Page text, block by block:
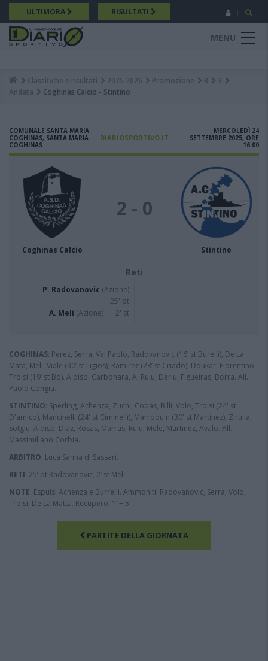
Salta
al
contenuto
principale
ULTIMORA RISULTATI
MENU
Breadcrumb
Classifiche e risultati 2025 2026 Promozione B
3
Andata
Coghinas Calcio - Stintino
COMUNALE SANTA MARIA
COGHINAS, SANTA MARIA
COGHINAS
DIARIOSPORTIVO.IT
MERCOLEDÌ 24
SETTEMBRE 2025, ORE
16:00
Coghinas Calcio
2 - 0
Stintino
Reti
P. Radovanovic (Azione)
25' pt
A. Meli (Azione) 2' st
COGHINAS: Perez, Serra, Val Pablo, Radovanovic (16’ st Burelli), De La
Mata, Meli, Viale (30’ st Ligios), Ramirez (23’ st Criado), Doukar, Fiorentino,
Troisi (19’ st Bo). A disp. Carbonara, A. Ruiu, Deriu, Figueiras, Borra. All.
Paolo Congiu.
STINTINO: Sperling, Achenza, Zuchi, Cobas, Billi, Volo, Troisi (24' st
D'amico), Mancinelli (24' st Ciminelli), Marroquin (30' st Martinez), Zirulia,
Sotgiu. A disp. Diaz, Rosas, Marras, Ruiu, Mele, Martinez, Avalo. All.
Massimiliano Corbia.
ARBITRO: Luca Sanna di Sassari.
RETI: 25’ pt Radovanovic, 2’ st Meli.
NOTE: Espulsi Achenza e Burrelli. Ammoniti: Radovanovic, Serra, Volo,
Troisi, De La Matta. Recupero: 1’ + 5’
PARTITE DELLA GIORNATA